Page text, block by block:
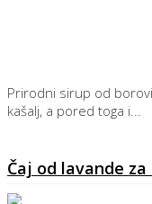
Prirodni sirup od
kašalj, a pored toga i...
Čaj od lavande za